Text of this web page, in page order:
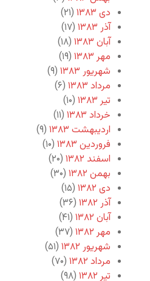
دی ۱۳۸۳
(۲۱)
آذر ۱۳۸۳
(۱۷)
آبان ۱۳۸۳
(۱۸)
مهر ۱۳۸۳
(۱۹)
شهریور ۱۳۸۳
(۹)
مرداد ۱۳۸۳
(۶)
تیر ۱۳۸۳
(۱۰)
خرداد ۱۳۸۳
(۱۱)
اردیبهشت ۱۳۸۳
(۹)
فروردین ۱۳۸۳
(۱۰)
اسفند ۱۳۸۲
(۲۰)
بهمن ۱۳۸۲
(۳۰)
دی ۱۳۸۲
(۱۵)
آذر ۱۳۸۲
(۳۶)
آبان ۱۳۸۲
(۴۱)
مهر ۱۳۸۲
(۳۷)
شهریور ۱۳۸۲
(۵۱)
مرداد ۱۳۸۲
(۷۰)
تیر ۱۳۸۲
(۹۸)